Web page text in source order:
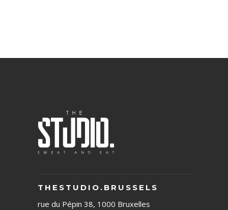
THESTUDIO.BRUSSELS
rue du Pépin 38, 1000 Bruxelles